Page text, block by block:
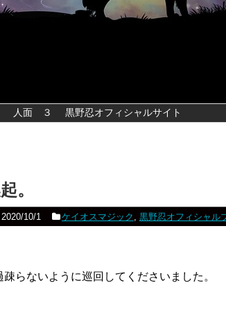
人面 ３ 黒野忍オフィシャルサイト
。
2020/10/1 ケイオスマジック , 黒野忍オフィシャル
らないように巡回してくださいました。